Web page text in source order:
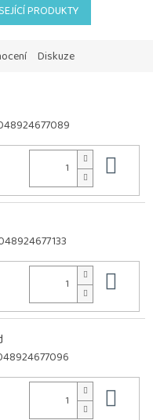
PRODUKTY
Diskuze